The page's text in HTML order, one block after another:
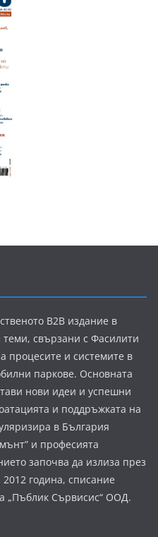
B2B издание в
свързани с Фасилити
процесите и системите в
паркове. Основната
нови идеи и успешни
и поддръжката на
в България
и професията
започва да излиза през
година, списание
„Пъблик Сървисис“ ООД.